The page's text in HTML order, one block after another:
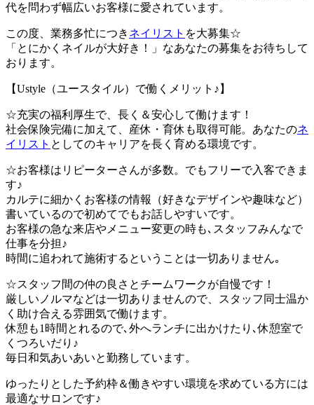
代を問わず幅広いお客様に愛されています。
この度、業務多忙につき ネイリスト を大募集☆
「とにかくネイルが大好き！」なあなたの募集をお待ちして
おります。
【Ustyle（ユースタイル）で働くメリット♪】
☆充実の福利厚生で、長く＆安心して働けます！
社会保険完備に加えて、産休・育休も取得可能。あなたのネ
イリスト としてのキャリアを長く育める環境です。
☆お客様はリピーターさんが多数。でもフリーで入客できま
す♪
カルテに細かくお客様の情報（好きなデザインや趣味など）
書いているので初めてでもお話しやすいです。
お客様の急な来店やメニュー変更の時も､スタッフみんなで
仕事を分担♪
時間に追われて施術するということは一切ありません｡
☆スタッフ間の仲の良さとチームワークが自慢です！
厳しいノルマなどは一切ありませんので、スタッフ同士温か
く助け合える雰囲気で働けます。
休憩も1時間とれるので､外へランチに出かけたり､休憩室で
くつろいだり♪
毎日和気あいあいと勤務しています。
ゆったりとした予約枠＆働きやすい環境を求めている方には
最適なサロンです♪